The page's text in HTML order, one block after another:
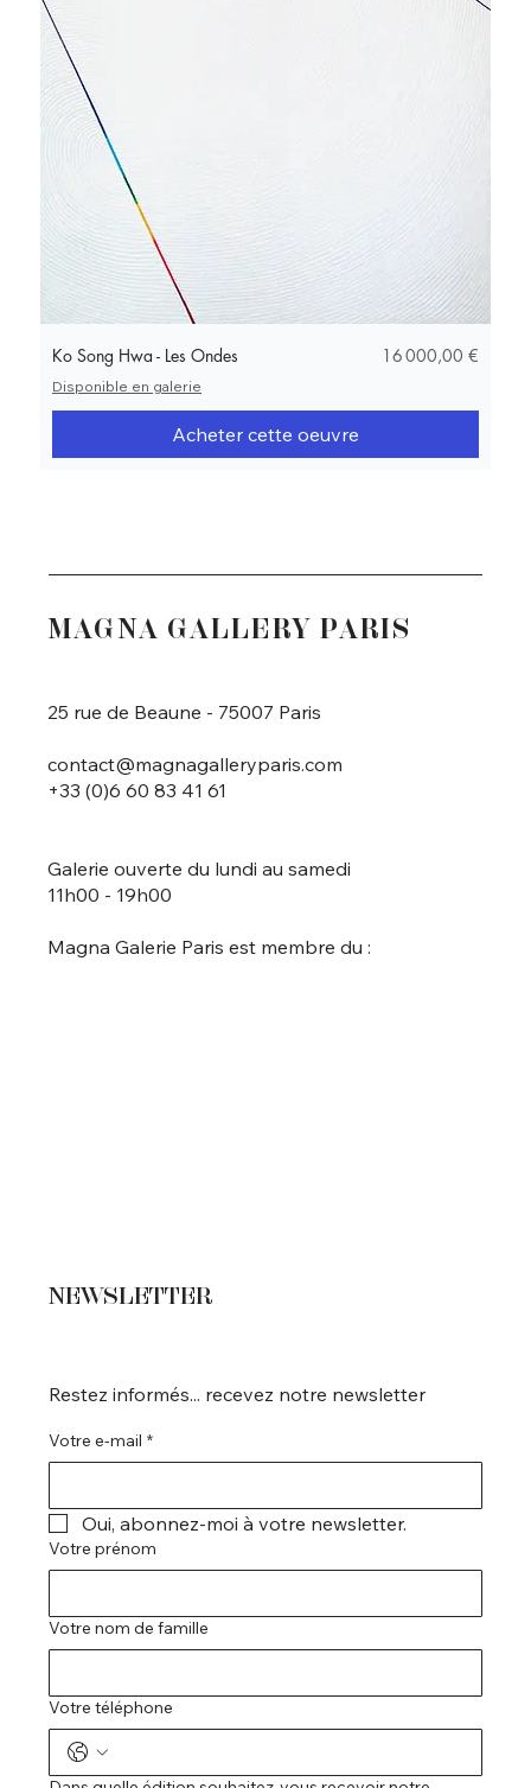
Ko Song Hwa - Les Ondes Prix
16 000,00 €
Disponible en galerie
Acheter cette oeuvre
MAGNA GALLERY PARIS
25 rue de Beaune - 75007 Paris
contact@magnagalleryparis.com
+33 (0)6 60 83 41 61
Galerie ouverte du lundi au samedi
11h00 - 19h00
Magna Galerie Paris est membre du :
Restez informés... recevez notre newsletter
Votre e-mail *
Oui, abonnez-moi à votre newsletter.
Votre prénom
Votre nom de famille
Votre téléphone
NEWSLETTER